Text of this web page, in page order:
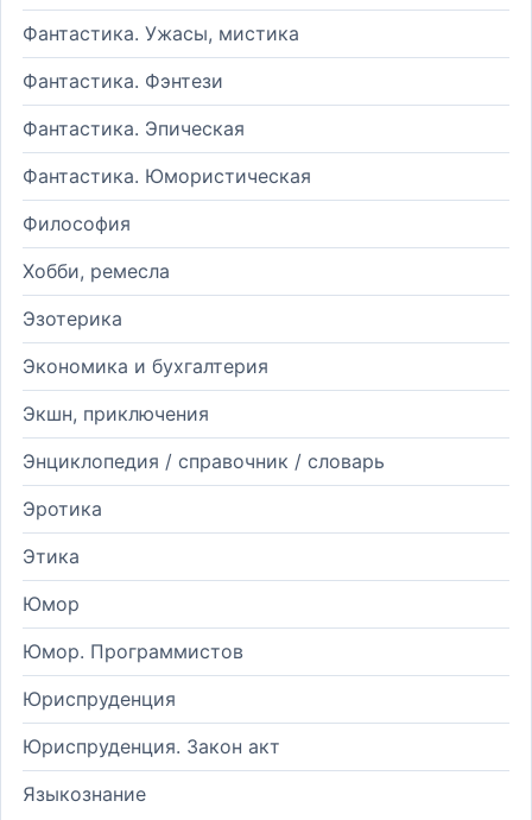
Фантастика. Ужасы, мистика
Фантастика. Фэнтези
Фантастика. Эпическая
Фантастика. Юмористическая
Философия
Хобби, ремесла
Эзотерика
Экономика и бухгалтерия
Экшн, приключения
Энциклопедия / справочник / словарь
Эротика
Этика
Юмор
Юмор. Программистов
Юриспруденция
Юриспруденция. Закон акт
Языкознание